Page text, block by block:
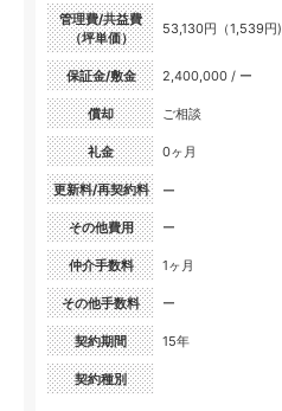
管理費/共益費
（坪単価）
53,130円（1,539円)
保証金/敷金 2,400,000 / ー
償却 ご相談
礼金 0ヶ月
更新料/再契約料 ー
その他費用 ー
仲介手数料 1ヶ月
その他手数料 ー
契約期間 15年
契約種別